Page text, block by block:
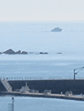
Exporter
Exporter
Menu
>